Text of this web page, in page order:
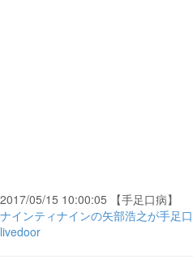
2017/05/15 10:00:05 【手足口病】
ナインティナインの矢部浩之が手足
livedoor